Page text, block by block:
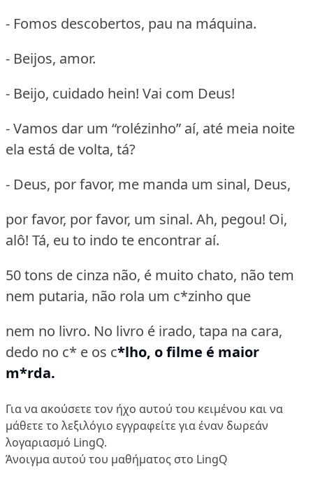
- Fomos descobertos, pau na máquina.
- Beijos, amor.
- Beijo, cuidado hein! Vai com Deus!
- Vamos dar um “rolézinho” aí, até meia noite
ela está de volta, tá?
- Deus, por favor, me manda um sinal, Deus,
por favor, por favor, um sinal. Ah, pegou! Oi,
alô! Tá, eu to indo te encontrar aí.
50 tons de cinza não, é muito chato, não tem
nem putaria, não rola um c*zinho que
nem no livro. No livro é irado, tapa na cara,
dedo no c* e os c*lho, o filme é maior
m*rda.
Για να ακούσετε τον ήχο αυτού του κειμένου και να
μάθετε το λεξιλόγιο εγγραφείτε για έναν δωρεάν
λογαριασμό LingQ.
Άνοιγμα αυτού του μαθήματος στο LingQ